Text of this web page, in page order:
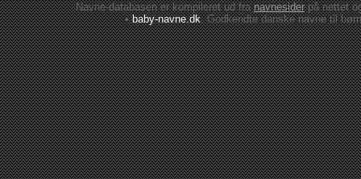
Navne-databasen er kompileret ud franavnesiderpå nettet
•baby-navne.dk: Godkendte danskenavne til børn